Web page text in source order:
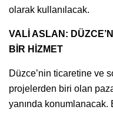
olarak kullanılacak.
VALİ ASLAN:
BİR HİZMET
Düzce’nin ticaretine ve
projelerden biri olan
yanında konumlanacak.